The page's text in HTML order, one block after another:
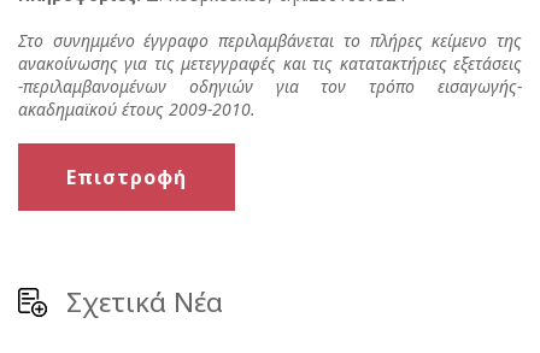
Στο συνημμένο έγγραφο περιλαμβάνεται το πλήρες κείμενο της
ανακοίνωσης για τις μετεγγραφές και τις κατατακτήριες εξετάσεις
-περιλαμβανομένων οδηγιών για τον τρόπο εισαγωγής-
ακαδημαϊκού έτους 2009-2010.
Επιστροφή
Σχετικά Νέα